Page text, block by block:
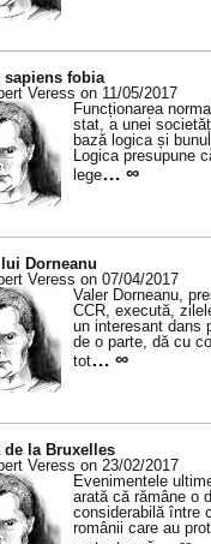
sapiens fobia
Veress on 11/05/2017
Funcționarea
stat, a unei
bază logica și
Logica presupune
lege… ∞
Dorneanu
Veress on 07/04/2017
Valer Dorneanu,
CCR, execută,
un interesant dans
de o parte, dă cu
tot… ∞
de la Bruxelles
Veress on 23/02/2017
Evenimentele
arată că rămâne o
considerabilă între
românii care au